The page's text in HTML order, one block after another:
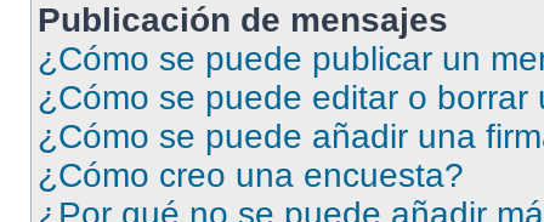
Publicación de mensajes
¿Cómo se puede publicar un
¿Cómo se puede editar o borrar
¿Cómo se puede añadir una
¿Cómo creo una encuesta?
¿Por qué no se puede añadir